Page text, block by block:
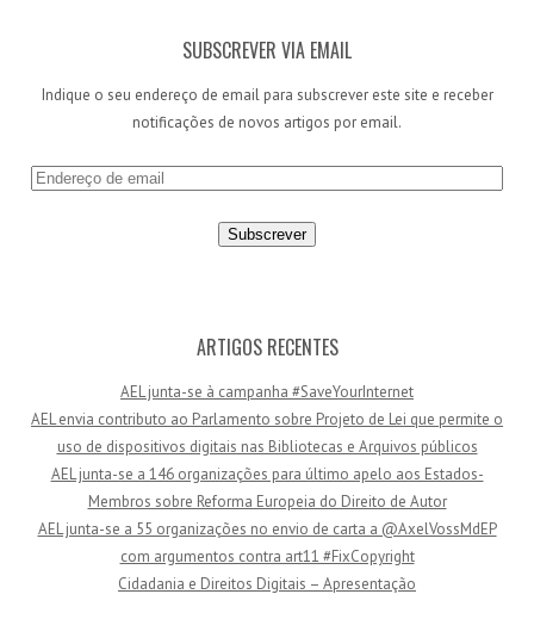
SUBSCREVER VIA EMAIL
Indique o seu endereço de email para subscrever este site e receber
notificações de novos artigos por email.
E
e
ARTIGOS RECENTES
AEL junta-se à campanha #SaveYourInternet
AEL envia contributo ao Parlamento sobre Projeto de Lei que permite o
uso de dispositivos digitais nas Bibliotecas e Arquivos públicos
AEL junta-se a 146 organizações para último apelo aos Estados-
Membros sobre Reforma Europeia do Direito de Autor
AEL junta-se a 55 organizações no envio de carta a @AxelVossMdEP
com argumentos contra art11 #FixCopyright
Cidadania e Direitos Digitais – Apresentação